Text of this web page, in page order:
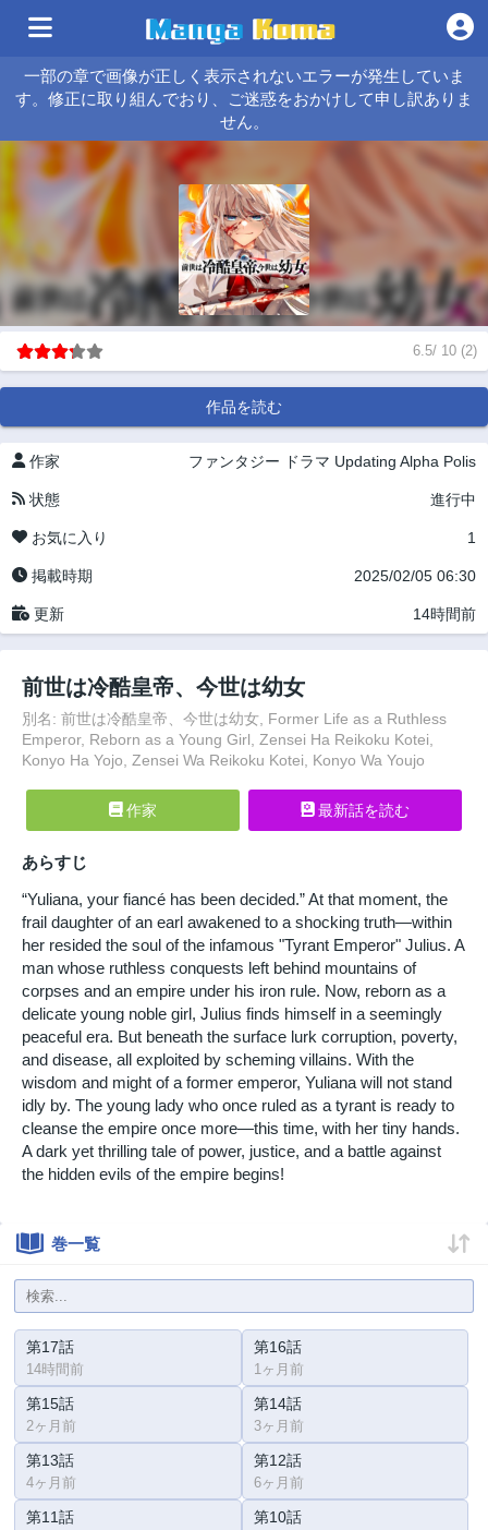
一部の章で画像が正しく表示されないエラーが発生していま
す。修正に取り組んでおり、ご迷惑をおかけして申し訳ありま
せん。
6.5/ 10 (2)
作品を読む
作家 ファンタジー ドラマ Updating Alpha Polis
状態 進行中
お気に入り 1
掲載時期 2025/02/05 06:30
更新 14時間前
前世は冷酷皇帝、今世は幼女
別名: 前世は冷酷皇帝、今世は幼女, Former Life as a Ruthless
Emperor, Reborn as a Young Girl, Zensei Ha Reikoku Kotei,
Konyo Ha Yojo, Zensei Wa Reikoku Kotei, Konyo Wa Youjo
作家 最新話を読む
あらすじ
“Yuliana, your fiancé has been decided.” At that moment, the
frail daughter of an earl awakened to a shocking truth—within
her resided the soul of the infamous "Tyrant Emperor" Julius. A
man whose ruthless conquests left behind mountains of
corpses and an empire under his iron rule. Now, reborn as a
delicate young noble girl, Julius finds himself in a seemingly
peaceful era. But beneath the surface lurk corruption, poverty,
and disease, all exploited by scheming villains. With the
wisdom and might of a former emperor, Yuliana will not stand
idly by. The young lady who once ruled as a tyrant is ready to
cleanse the empire once more—this time, with her tiny hands.
A dark yet thrilling tale of power, justice, and a battle against
the hidden evils of the empire begins!
巻一覧
第17話
14時間前
第16話
1ヶ月前
第15話
2ヶ月前
第14話
3ヶ月前
第13話
4ヶ月前
第12話
6ヶ月前
第11話 第10話